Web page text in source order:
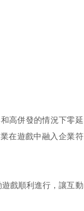
高併發的情況下零延
在遊戲中融入企業符
戲順利進行，讓互動